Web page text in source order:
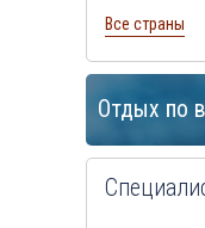
Все страны
Отдых по